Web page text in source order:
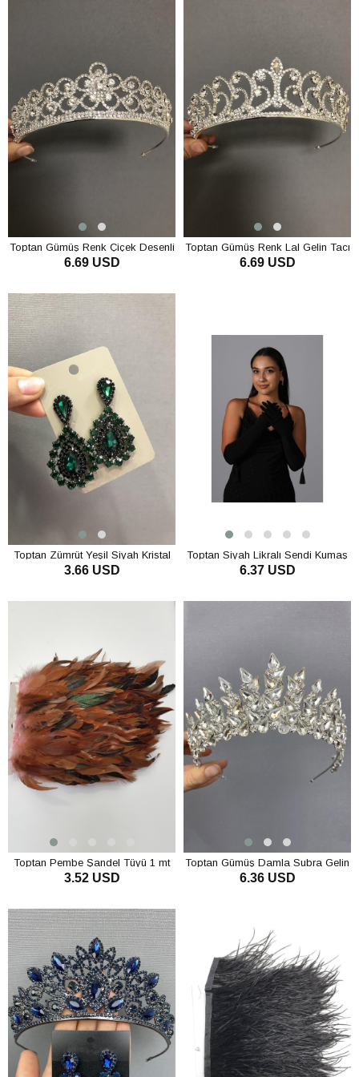
Toptan Gümüş Renk Çiçek Desenli
Gelin Tacı
6.69 USD
Toptan Gümüş Renk Lal Gelin Tacı
6.69 USD
Toptan Zümrüt Yeşil Siyah Kristal
Cam Taşlı Küpe
3.66 USD
Toptan Siyah Likralı Sendi Kumaş
Püsküllü Uzun Eldiven
6.37 USD
Toptan Pembe Şandel Tüyü 1 mt
3.52 USD
Toptan Gümüş Damla Subra Gelin
Tacı
6.36 USD